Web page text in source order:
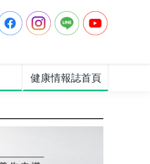
健康情報誌首頁